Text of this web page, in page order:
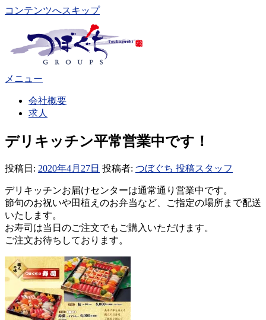
コンテンツへスキップ
メニュー
会社概要
求人
デリキッチン平常営業中です！
投稿日: 2020年4月27日 投稿者: つぼぐち 投稿スタッフ
デリキッチンお届けセンターは通常通り営業中です。
節句のお祝いや田植えのお弁当など、ご指定の場所まで配送
いたします。
お寿司は当日のご注文でもご購入いただけます。
ご注文お待ちしております。